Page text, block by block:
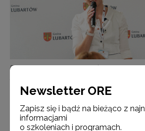
Dyrektor Samorządowego Zespołu
Newsletter ORE
Zapisz się i bądź na bieżąco z
informacjami
o szkoleniach i programach.